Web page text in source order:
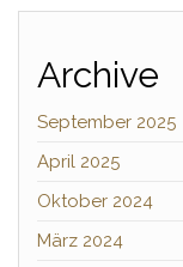
Archive
September 2025
April 2025
Oktober 2024
März 2024